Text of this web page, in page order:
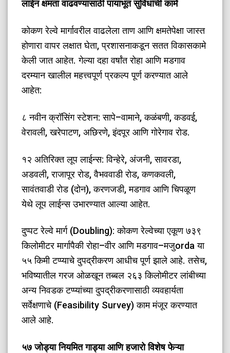
​लाईन क्षमता वाढवण्यासाठी पायाभूत सुविधांची कामे
​कोकण रेल्वे मार्गावरील वाढलेला ताण आणि क्षमतेपेक्षा जास्त
होणारा वापर लक्षात घेता, प्रशासनाकडून सतत विकासकामे
केली जात आहेत. गेल्या दहा वर्षांत रोहा आणि मडगाव
दरम्यान खालील महत्त्वपूर्ण प्रकल्प पूर्ण करण्यात आले
आहेत:
​८ नवीन क्रॉसिंग स्टेशन: सापे–वामाने, कळंबणी, कडवई,
वेरावली, खरेपाटण, अछिरणे, इंदपूर आणि गोरेगाव रोड.
​१२ अतिरिक्त लूप लाईन्स: विन्हेरे, अंजनी, सावरडा,
अडवली, राजापूर रोड, वैभववाडी रोड, कणकवली,
सावंतवाडी रोड (दोन), करणजडी, मडगाव आणि चिपळूण
येथे लूप लाईन्स उभारण्यात आल्या आहेत.
​दुप्पट रेल्वे मार्ग (Doubling): कोकण रेल्वेच्या एकूण ७३९
किलोमीटर मार्गापैकी रोहा–वीर आणि मडगाव–मजुorda या
५५ किमी टप्प्याचे दुपद्रीकरण आधीच पूर्ण झाले आहे. तसेच,
भविष्यातील गरज ओळखून तब्बल २६३ किलोमीटर लांबीच्या
अन्य निवडक टप्प्यांच्या दुपद्रीकरणासाठी व्यवहार्यता
सर्वेक्षणाचे (Feasibility Survey) काम मंजूर करण्यात
आले आहे.
​५७ जोड्या नियमित गाड्या आणि हजारो विशेष फेऱ्या